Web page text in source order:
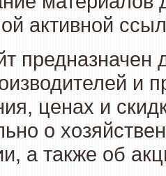
активной
предназначен
и
ценах и
о
а также об